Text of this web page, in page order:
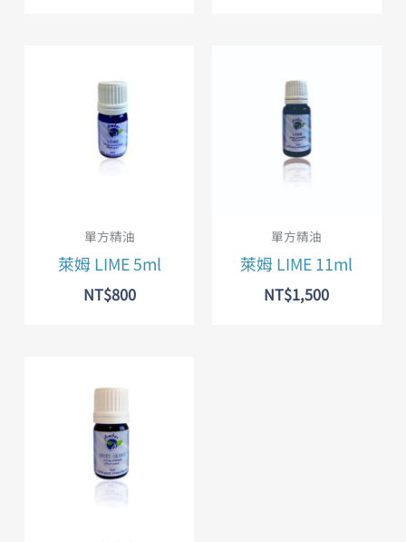
單方精油
萊姆 LIME 5ml
NT$800
單方精油
萊姆 LIME 11ml
NT$1,500